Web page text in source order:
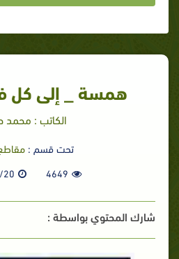
همسة _ إلى كل
الكاتب : محمد
تحت قسم :
4649
شارك المحتوي بواسطة :